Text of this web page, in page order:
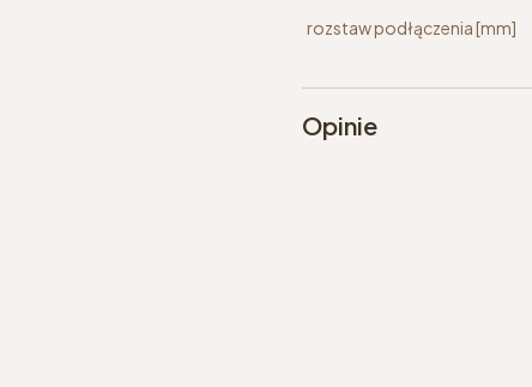
rozstaw podłączenia [mm]
Opinie